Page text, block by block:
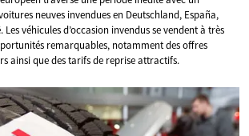
neuves invendues en Deutschland, España,
véhicules d’occasion invendus se vendent à très
remarquables, notamment des offres
ainsi que des tarifs de reprise attractifs.